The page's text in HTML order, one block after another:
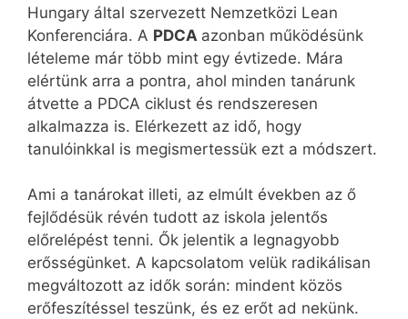
Hungary által szervezett Nemzetközi Lean
Konferenciára. A PDCA azonban működésünk
lételeme már több mint egy évtizede. Mára
elértünk arra a pontra, ahol minden tanárunk
átvette a PDCA ciklust és rendszeresen
alkalmazza is. Elérkezett az idő, hogy
tanulóinkkal is megismertessük ezt a módszert.
Ami a tanárokat illeti, az elmúlt években az ő
fejlődésük révén tudott az iskola jelentős
előrelépést tenni. Ők jelentik a legnagyobb
erősségünket. A kapcsolatom velük radikálisan
megváltozott az idők során: mindent közös
erőfeszítéssel teszünk, és ez erőt ad nekünk.